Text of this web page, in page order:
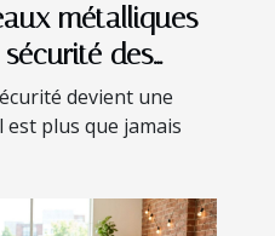
métalliques
des
devient une
plus que jamais